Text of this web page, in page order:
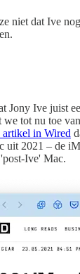
niet dat Ive
Jony Ive juist
we tot nu toe
artikel in Wired
uit 2021 – de
Ive' Mac.